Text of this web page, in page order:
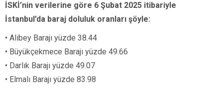
İSKİ’nin verilerine göre 6 Şubat 2025 itibariyle
İstanbul’da baraj doluluk oranları şöyle:
• Alibey Barajı yüzde 38.44
• Büyükçekmece Barajı yüzde 49.66
• Darlık Barajı yüzde 49.07
• Elmalı Barajı yüzde 83.98